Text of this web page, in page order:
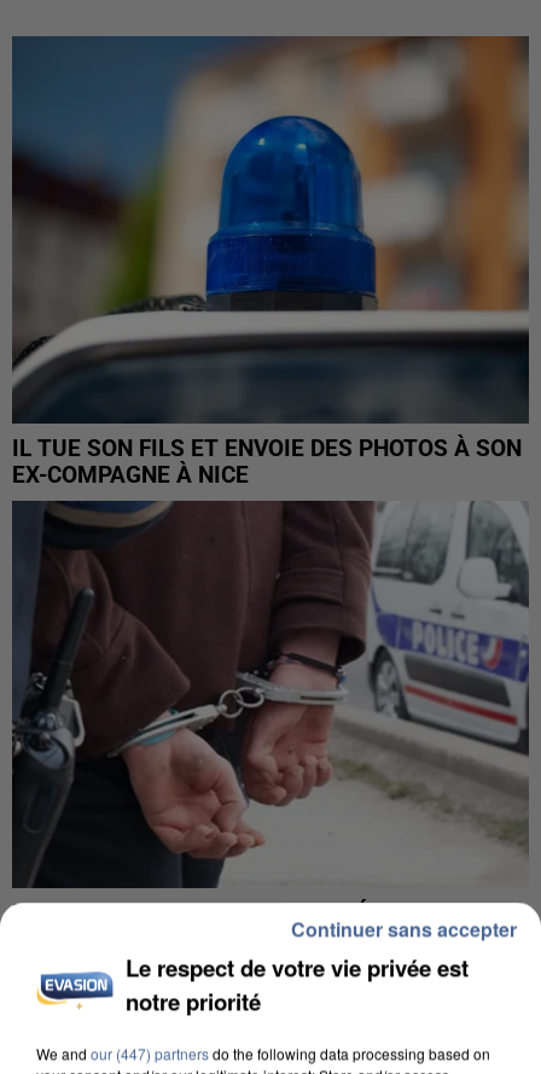
IL TUE SON FILS ET ENVOIE DES PHOTOS À SON
EX-COMPAGNE À NICE
L’UN DES FONDATEURS SUPPOSÉS DE LA DZ
MAFIA INTERPELLÉ EN ALGÉRIE
Le respect de votre vie privée est
notre priorité
We and our (447) partnersdo the following data processing based on
Continuer sans accepter